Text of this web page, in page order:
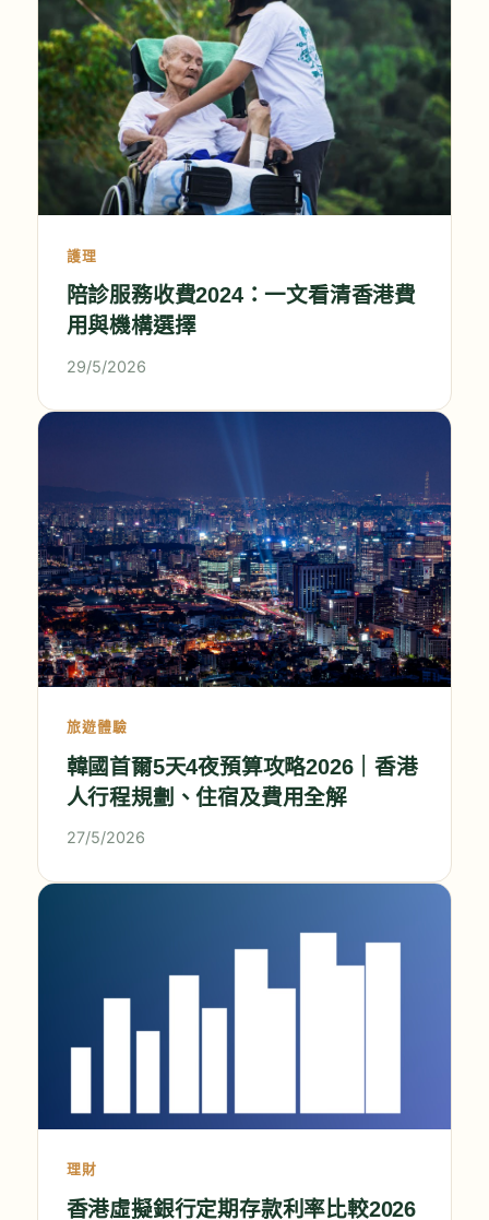
護理
陪診服務收費2024：一文看清香港費
用與機構選擇
29/5/2026
旅遊體驗
韓國首爾5天4夜預算攻略2026｜香港
人行程規劃、住宿及費用全解
27/5/2026
理財
香港虛擬銀行定期存款利率比較2026